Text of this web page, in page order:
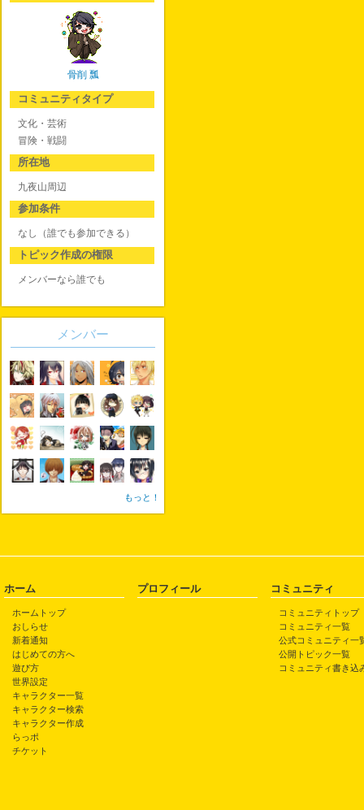
骨削 瓢
コミュニティタイプ
文化・芸術
冒険・戦闘
所在地
九夜山周辺
参加条件
なし（誰でも参加できる）
トピック作成の権限
メンバーなら誰でも
メンバー
もっと！
ホーム
ホームトップ
おしらせ
新着通知
はじめての方へ
遊び方
世界設定
キャラクター一覧
キャラクター検索
キャラクター作成
らっポ
チケット
プロフィール コミュニティ
コミュニティトップ
コミュニティ一覧
公式コミュニティ一
公開トピック一覧
コミュニティ書き込